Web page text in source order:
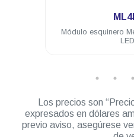
Módulo
Los precios son
expresados en dólares
previo aviso, asegúrese